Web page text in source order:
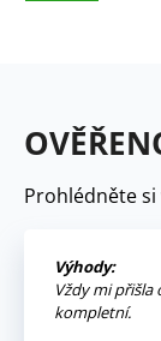
Prohlédněte
Výhody:
Vždy mi přišla
kompletní.